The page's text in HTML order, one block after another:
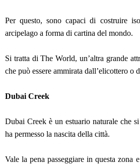
Per questo, sono capaci di costruire
arcipelago a forma di cartina del mondo.
Si tratta di The World, un’altra grande
che può essere ammirata dall’elicottero o
Dubai Creek
Dubai Creek è un estuario naturale che
ha permesso la nascita della città.
Vale la pena passeggiare in questa zona